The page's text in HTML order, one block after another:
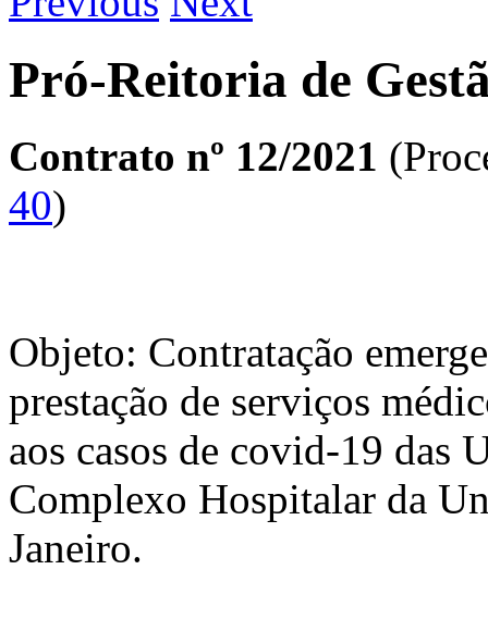
Pró-Reitoria de
Contrato nº 12/2021
40)
Objeto: Contratação
prestação de serviços
aos casos de covid-19 das
Complexo Hospitalar da
Janeiro.